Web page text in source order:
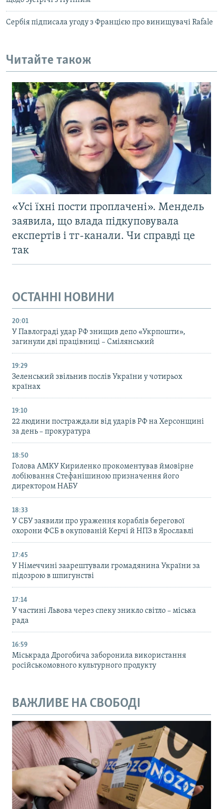
Сербія підписала угоду з Францією про винищувачі Rafale
Читайте також
«Усі їхні пости проплачені». Мендель
заявила, що влада підкуповувала
експертів і тг-канали. Чи справді це
так
ОСТАННІ НОВИНИ
20:01
У Павлограді удар РФ знищив депо «Укрпошти»,
загинули дві працівниці – Смілянський
19:29
Зеленський звільнив послів України у чотирьох
країнах
19:10
22 людини постраждали від ударів РФ на Херсонщині
за день – прокуратура
18:50
Голова АМКУ Кириленко прокоментував ймовірне
лобіювання Стефанішиною призначення його
директором НАБУ
18:33
У СБУ заявили про ураження кораблів берегової
охорони ФСБ в окупованій Керчі й НПЗ в Ярославлі
17:45
У Німеччині заарештували громадянина України за
підозрою в шпигунстві
17:14
У частині Львова через спеку зникло світло – міська
рада
16:59
Міськрада Дрогобича заборонила використання
російськомовного культурного продукту
ВАЖЛИВЕ НА СВОБОДІ